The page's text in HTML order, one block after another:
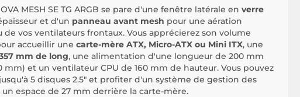
MESH SE TG ARGB se pare d'une fenêtre latérale en verre
et d'un panneau avant mesh pour une aération
de vos ventilateurs frontaux. Vous apprécierez son volume
accueillir une carte-mère ATX, Micro-ATX ou Mini ITX, une
mm de long, une alimentation d'une longueur de 200 mm
mm) et un ventilateur CPU de 160 mm de hauteur. Vous pouvez
5 disques 2.5" et profiter d'un système de gestion des
espace de 27 mm derrière la carte-mère.